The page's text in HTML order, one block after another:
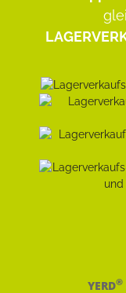
YERD®